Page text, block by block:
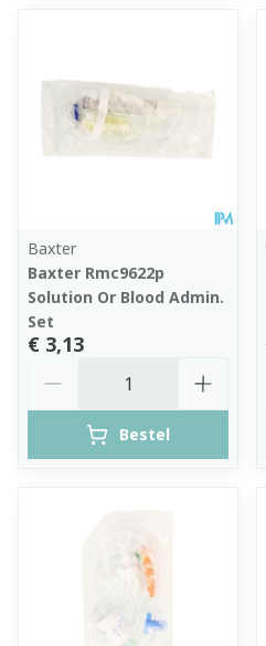
Baxter
Baxter Rmc9622p
Solution Or Blood Admin.
Set
€ 3,13
Bestel